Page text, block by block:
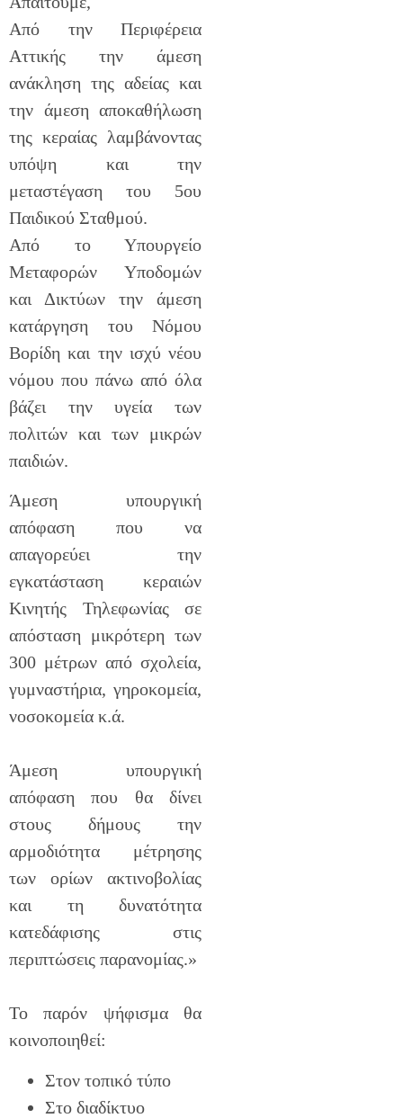
Από την Περιφέρεια
Αττικής την άμεση
ανάκληση της αδείας και
την άμεση αποκαθήλωση
της κεραίας λαμβάνοντας
υπόψη και την
μεταστέγαση του 5ου
Παιδικού Σταθμού.
Από το Υπουργείο
Μεταφορών Υποδομών
και Δικτύων την άμεση
κατάργηση του Νόμου
Βορίδη και την ισχύ νέου
νόμου που πάνω από όλα
βάζει την υγεία των
πολιτών και των μικρών
παιδιών.
Άμεση υπουργική
απόφαση που να
απαγορεύει την
εγκατάσταση κεραιών
Κινητής Τηλεφωνίας σε
απόσταση μικρότερη των
300 μέτρων από σχολεία,
γυμναστήρια, γηροκομεία,
νοσοκομεία κ.ά.
Άμεση υπουργική
απόφαση που θα δίνει
στους δήμους την
αρμοδιότητα μέτρησης
των ορίων ακτινοβολίας
και τη δυνατότητα
κατεδάφισης στις
περιπτώσεις παρανομίας.»
Το παρόν ψήφισμα θα
κοινοποιηθεί:
Στον τοπικό τύπο
Στο διαδίκτυο